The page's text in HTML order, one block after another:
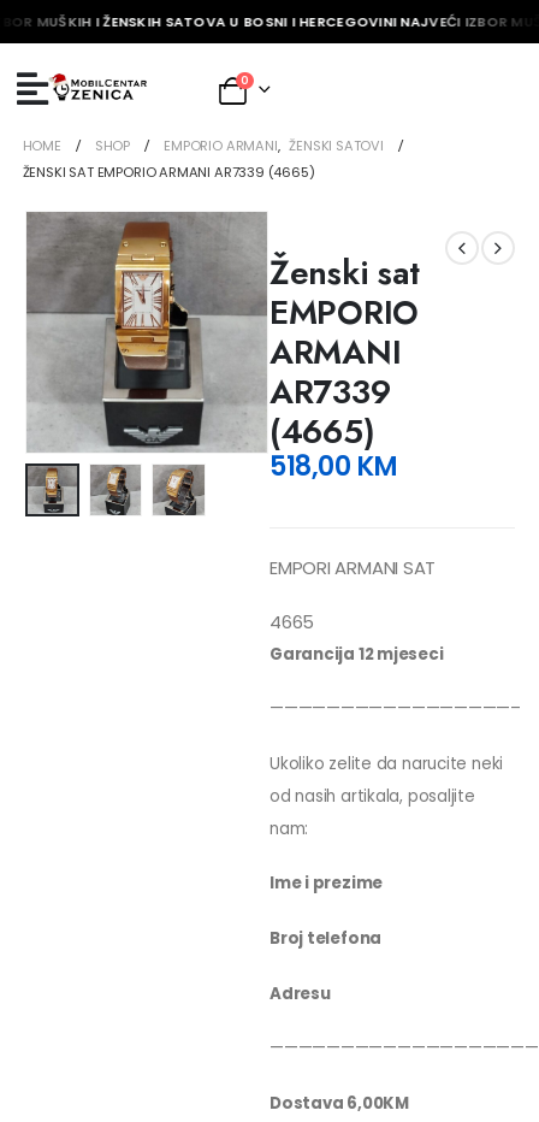
MUŠKIH I ŽENSKIH SATOVA U BOSNI I HERCEGOVINI NAJVEĆI IZBOR
0
HOME SHOP EMPORIO ARMANI, ŽENSKI SATOVI
ŽENSKI SAT EMPORIO ARMANI AR7339 (4665)
Ženski sat
EMPORIO
ARMANI
AR7339
(4665)
518,00 KM
EMPORI ARMANI SAT
4665
Garancija 12 mjeseci
—————————————————–
Ukoliko zelite da narucite neki
od nasih artikala, posaljite
nam:
Ime i prezime
Broj telefona
Adresu
———————————————————
Dostava 6,00KM